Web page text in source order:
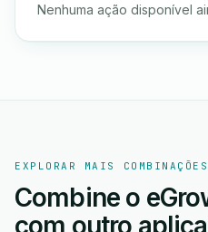
Nenhuma ação disponível
EXPLORAR MAIS COMBINAÇÕES
Combine o
com outro